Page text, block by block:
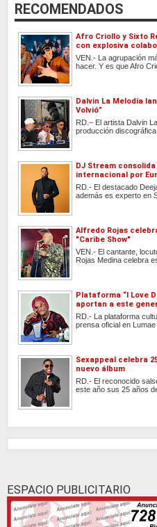
RECOMENDADOS
Afro Criollo y Sixto
con explosiva
VEN.- La agrupación
hacer. Y es que Afro
Dalvin La Melodía
Volvió”
RD.– El artista Dalvin
producción discográfica
DJ Stream
internacional por
RD.- El destacado
además es experto en
Alfredo Rojas
"Caribe Show"
VEN.- El cantante,
Rojas Medina celebra
Plataforma “I Love
aportan a este
RD.- La plataforma
prensa oficial en Lumae
Sexappeal celebra
nuevo álbum
RD.- El reconocido
este año sus 25 años
ESPACIO PUBLICITARIO